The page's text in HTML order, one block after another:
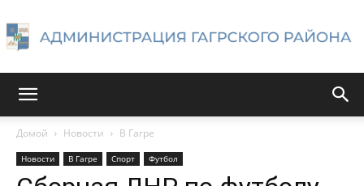
Гагрского
Домой Новости В Гагре
Новости В Гагре Спорт Футбол